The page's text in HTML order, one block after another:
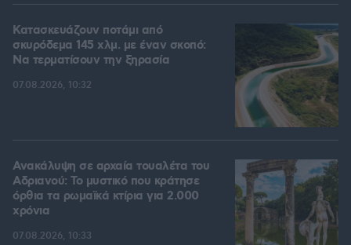
Κατασκευάζουν ποτάμι από
σκυρόδεμα 145 χλμ. με έναν σκοπό:
Να τερματίσουν την ξηρασία
07.08.2026, 10:32
Ανακάλυψη σε αρχαία τουαλέτα του
Αδριανού: Το μυστικό που κράτησε
όρθια τα ρωμαϊκά κτίρια για 2.000
χρόνια
07.08.2026, 10:33